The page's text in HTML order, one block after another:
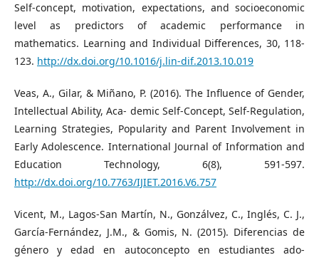
Self-concept, motivation, expectations, and socioeconomic
level as predictors of academic performance in
mathematics. Learning and Individual Differences, 30, 118-
123. http://dx.doi.org/10.1016/j.lin-dif.2013.10.019
Veas, A., Gilar, & Miñano, P. (2016). The Influence of Gender,
Intellectual Ability, Aca- demic Self-Concept, Self-Regulation,
Learning Strategies, Popularity and Parent Involvement in
Early Adolescence. International Journal of Information and
Education Technology, 6(8), 591-597.
http://dx.doi.org/10.7763/IJIET.2016.V6.757
Vicent, M., Lagos-San Martín, N., Gonzálvez, C., Inglés, C. J.,
García-Fernández, J.M., & Gomis, N. (2015). Diferencias de
género y edad en autoconcepto en estudiantes ado-